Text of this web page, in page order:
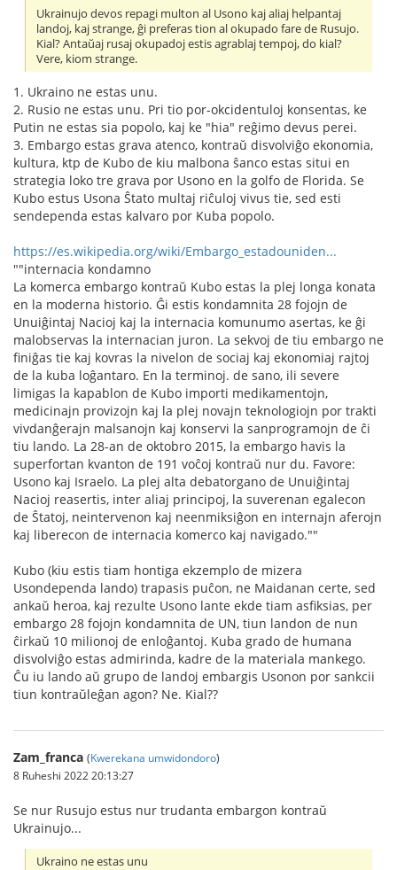
Ukrainujo devos repagi multon al Usono kaj aliaj helpantaj
landoj, kaj strange, ĝi preferas tion al okupado fare de Rusujo.
Kial? Antaŭaj rusaj okupadoj estis agrablaj tempoj, do kial?
Vere, kiom strange.
1. Ukraino ne estas unu.
2. Rusio ne estas unu. Pri tio por-okcidentuloj konsentas, ke
Putin ne estas sia popolo, kaj ke "hia" reĝimo devus perei.
3. Embargo estas grava atenco, kontraŭ disvolviĝo ekonomia,
kultura, ktp de Kubo de kiu malbona ŝanco estas situi en
strategia loko tre grava por Usono en la golfo de Florida. Se
Kubo estus Usona Ŝtato multaj riĉuloj vivus tie, sed esti
sendependa estas kalvaro por Kuba popolo.
https://es.wikipedia.org/wiki/Embargo_estadouniden...
""internacia kondamno
La komerca embargo kontraŭ Kubo estas la plej longa konata
en la moderna historio. Ĝi estis kondamnita 28 fojojn de
Unuiĝintaj Nacioj kaj la internacia komunumo asertas, ke ĝi
malobservas la internacian juron. La sekvoj de tiu embargo ne
finiĝas tie kaj kovras la nivelon de sociaj kaj ekonomiaj rajtoj
de la kuba loĝantaro. En la terminoj. de sano, ili severe
limigas la kapablon de Kubo importi medikamentojn,
medicinajn provizojn kaj la plej novajn teknologiojn por trakti
vivdanĝerajn malsanojn kaj konservi la sanprogramojn de ĉi
tiu lando. La 28-an de oktobro 2015, la embargo havis la
superfortan kvanton de 191 voĉoj kontraŭ nur du. Favore:
Usono kaj Israelo. La plej alta debatorgano de Unuiĝintaj
Nacioj reasertis, inter aliaj principoj, la suverenan egalecon
de Ŝtatoj, neintervenon kaj neenmiksiĝon en internajn aferojn
kaj liberecon de internacia komerco kaj navigado.""
Kubo (kiu estis tiam hontiga ekzemplo de mizera
Usondependa lando) trapasis puĉon, ne Maidanan certe, sed
ankaŭ heroa, kaj rezulte Usono lante ekde tiam asfiksias, per
embargo 28 fojojn kondamnita de UN, tiun landon de nun
ĉirkaŭ 10 milionoj de enloĝantoj. Kuba grado de humana
disvolviĝo estas admirinda, kadre de la materiala mankego.
Ĉu iu lando aŭ grupo de landoj embargis Usonon por sankcii
tiun kontraŭleĝan agon? Ne. Kial??
Zam_franca (Kwerekana umwidondoro)
8 Ruheshi 2022 20:13:27
Se nur Rusujo estus nur trudanta embargon kontraŭ
Ukrainujo...
Ukraino ne estas unu